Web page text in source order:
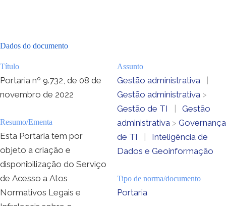
Dados do documento
Título
Portaria nº 9.732, de 08 de
novembro de 2022
Resumo/Ementa
Esta Portaria tem por
objeto a criação e
disponibilização do Serviço
de Acesso a Atos
Normativos Legais e
Assunto
Gestão administrativa
|
Gestão administrativa >
Gestão de TI
|
Gestão
administrativa > Governança
de TI
|
Inteligência de
Dados e Geoinformação
Tipo de norma/documento
Portaria